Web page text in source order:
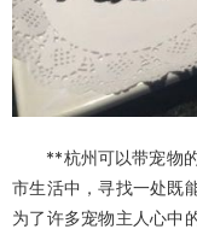
**杭州可以带宠物的
市生活中，寻找一处既
为了许多宠物主人心中